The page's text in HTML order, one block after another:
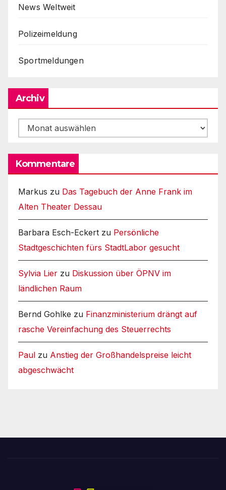
News Weltweit
Polizeimeldung
Sportmeldungen
Archiv
Archiv
Kommentare
Markus zu Das Tagebuch der Anne Frank im
Alten Theater Dessau
Barbara Esch-Eckert zu Persönliche
Stadtgeschichten fürs StadtLabor gesucht
Sylvia Lier zu Diskussion über ÖPNV im
ländlichen Raum
Bernd Gohlke zu Finanzministerium drängt auf
rasche Vereinfachung des Steuerrechts
Paul zu Anstieg der Großhandelspreise leicht
abgeschwächt